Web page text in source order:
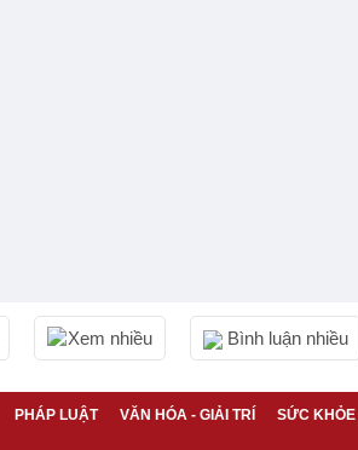
Xem nhiều Bình luận nhiều
PHÁP LUẬT VĂN HÓA - GIẢI TRÍ SỨC KHỎE